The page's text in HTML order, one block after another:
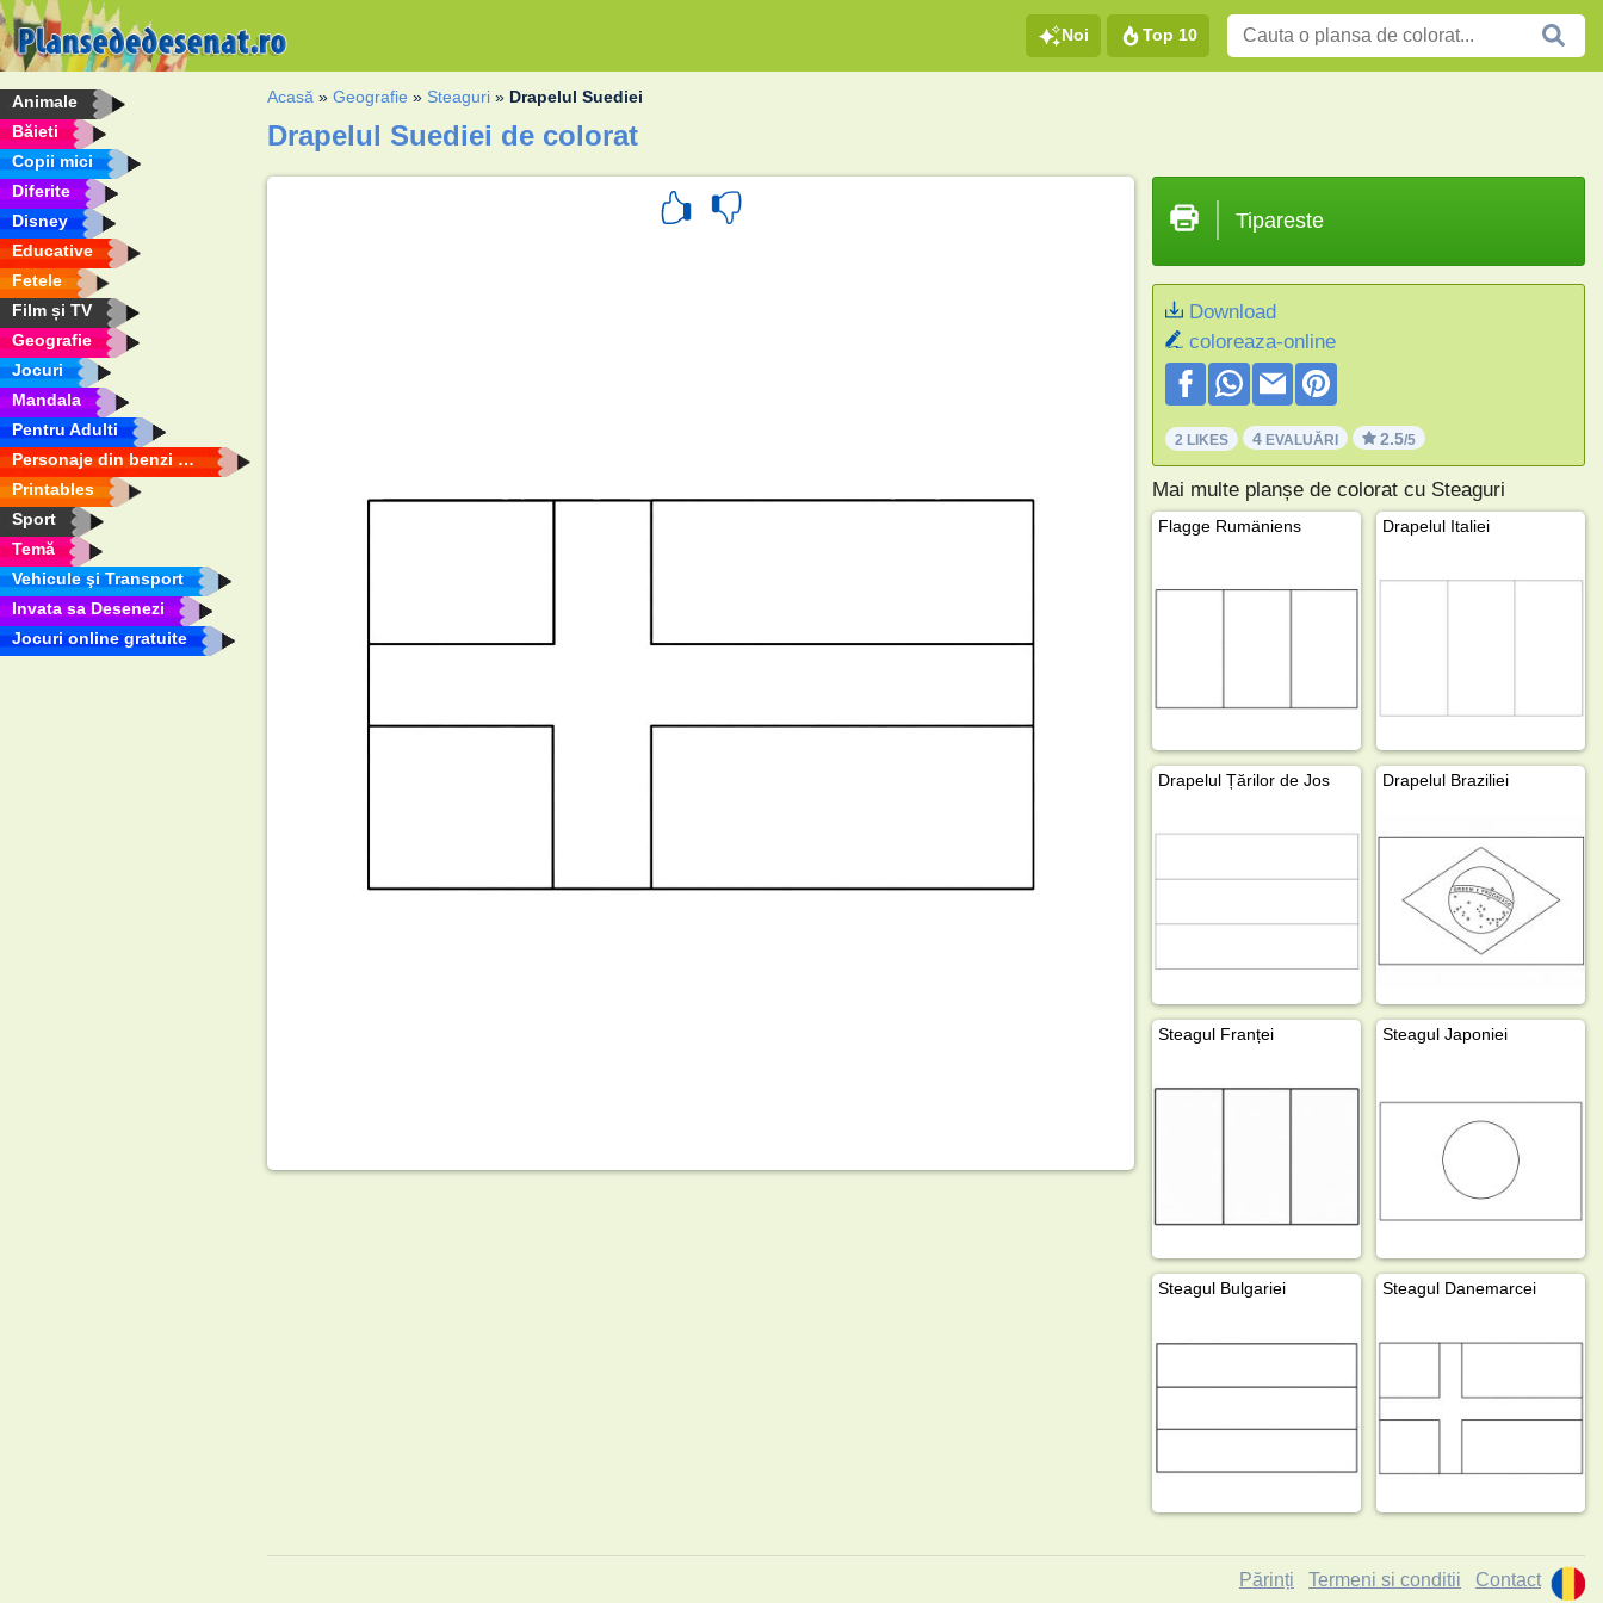
Noi Top 10
Animale
Băieti
Copii mici
Diferite
Disney
Educative
Fetele
Film și TV
Geografie
Jocuri
Mandala
Pentru Adulti
Personaje din benzi desenate
Printables
Sport
Temă
Vehicule şi Transport
Invata sa Desenezi
Jocuri online gratuite
Acasă »Geografie » Steaguri » Drapelul Suediei
Drapelul Suediei de colorat
Tipareste
Download
coloreaza-online
2 LIKES 4EVALUĂRI 2.5/5
Mai multe planșe de colorat cu Steaguri
Flagge Rumäniens Drapelul Italiei
Drapelul Țărilor de Jos Drapelul Braziliei
Steagul Franței Steagul Japoniei
Steagul Bulgariei Steagul Danemarcei
Părinți Termeni si conditii Contact